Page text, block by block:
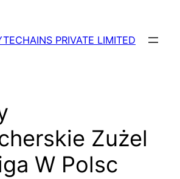
PRIVATE LIMITED
Zużel
W Polsc